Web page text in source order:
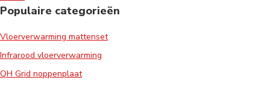
Bijna zeven op tien Nederlanders
Populaire categorieën
Vloerverwarming mattenset
Infrarood vloerverwarming
QH Grid noppenplaat